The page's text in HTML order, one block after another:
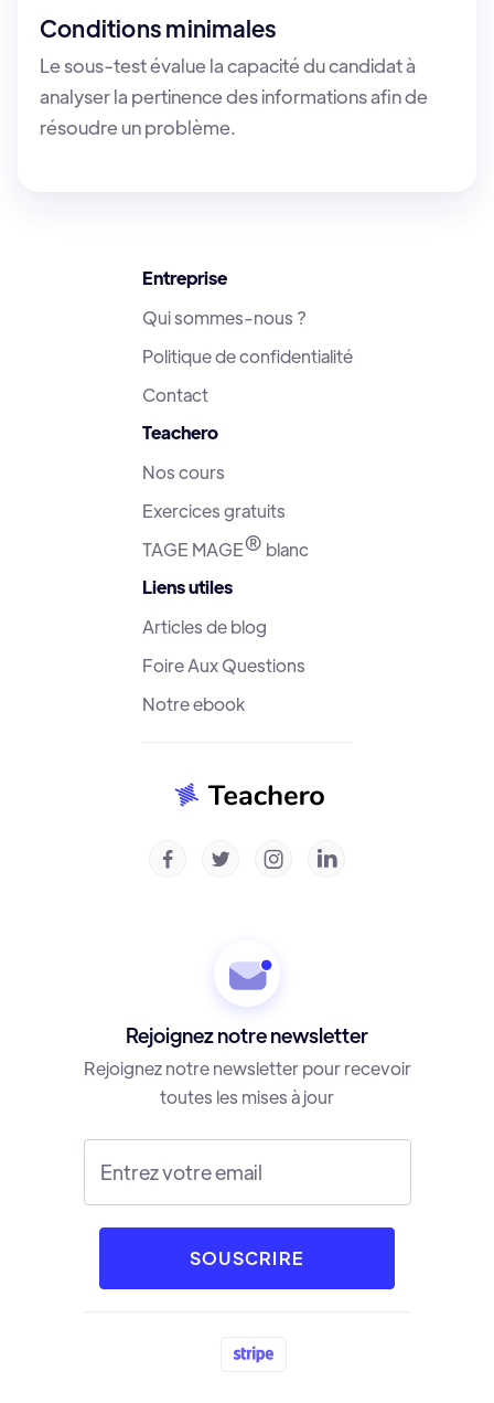
Conditions minimales
Le sous-test évalue la capacité du candidat à
analyser la pertinence des informations afin de
résoudre un problème.
   
Entreprise
Qui sommes-nous ?
Politique de confidentialité
Contact
Teachero
Nos cours
Exercices gratuits
TAGE MAGE® blanc
Liens utiles
Articles de blog
Foire Aux Questions
Notre ebook
Rejoignez notre newsletter
Rejoignez notre newsletter pour recevoir
toutes les mises à jour